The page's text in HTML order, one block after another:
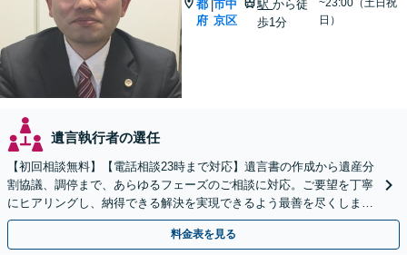
都
府
|市中
京区
駅から徒
歩1分
~23:00（土日祝
日）
遺言執行者の選任
【初回相談無料】【電話相談23時まで対応】遺言書の作成から遺産分
割協議、調停まで、あらゆるフェーズのご相談に対応。ご要望を丁寧
にヒアリングし、納得できる解決を実現できるよう最善を尽くします
【夜間・休日対応可】【西大路御池駅徒歩1分】
料金表を見る